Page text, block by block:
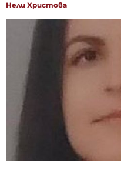
Нели Христова